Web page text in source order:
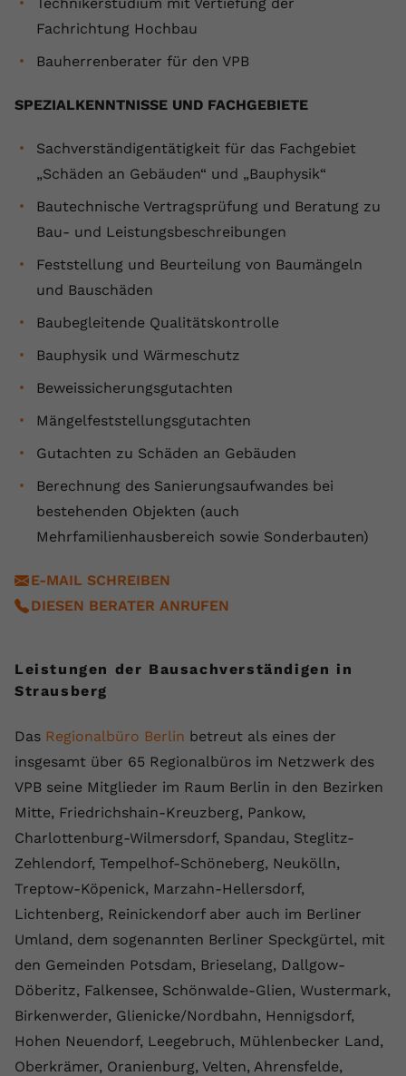
Fachrichtung Hochbau
Bauherrenberater für den VPB
SPEZIALKENNTNISSE UND FACHGEBIETE
Sachverständigentätigkeit für das Fachgebiet
„Schäden an Gebäuden“ und „Bauphysik“
Bautechnische Vertragsprüfung und Beratung zu
Bau- und Leistungsbeschreibungen
Feststellung und Beurteilung von Baumängeln
und Bauschäden
Baubegleitende Qualitätskontrolle
Bauphysik und Wärmeschutz
Beweissicherungsgutachten
Mängelfeststellungsgutachten
Gutachten zu Schäden an Gebäuden
Berechnung des Sanierungsaufwandes bei
bestehenden Objekten (auch
Mehrfamilienhausbereich sowie Sonderbauten)
E-MAIL SCHREIBEN
DIESEN BERATER ANRUFEN
Leistungen der Bausachverständigen in
Strausberg
Das Regionalbüro Berlin betreut als eines der
insgesamt über 65 Regionalbüros im Netzwerk des
VPB seine Mitglieder im Raum Berlin in den Bezirken
Mitte, Friedrichshain-Kreuzberg, Pankow,
Charlottenburg-Wilmersdorf, Spandau, Steglitz-
Zehlendorf, Tempelhof-Schöneberg, Neukölln,
Treptow-Köpenick, Marzahn-Hellersdorf,
Lichtenberg, Reinickendorf aber auch im Berliner
Umland, dem sogenannten Berliner Speckgürtel, mit
den Gemeinden Potsdam, Brieselang, Dallgow-
Döberitz, Falkensee, Schönwalde-Glien, Wustermark,
Birkenwerder, Glienicke/Nordbahn, Hennigsdorf,
Hohen Neuendorf, Leegebruch, Mühlenbecker Land,
Oberkrämer, Oranienburg, Velten, Ahrensfelde,